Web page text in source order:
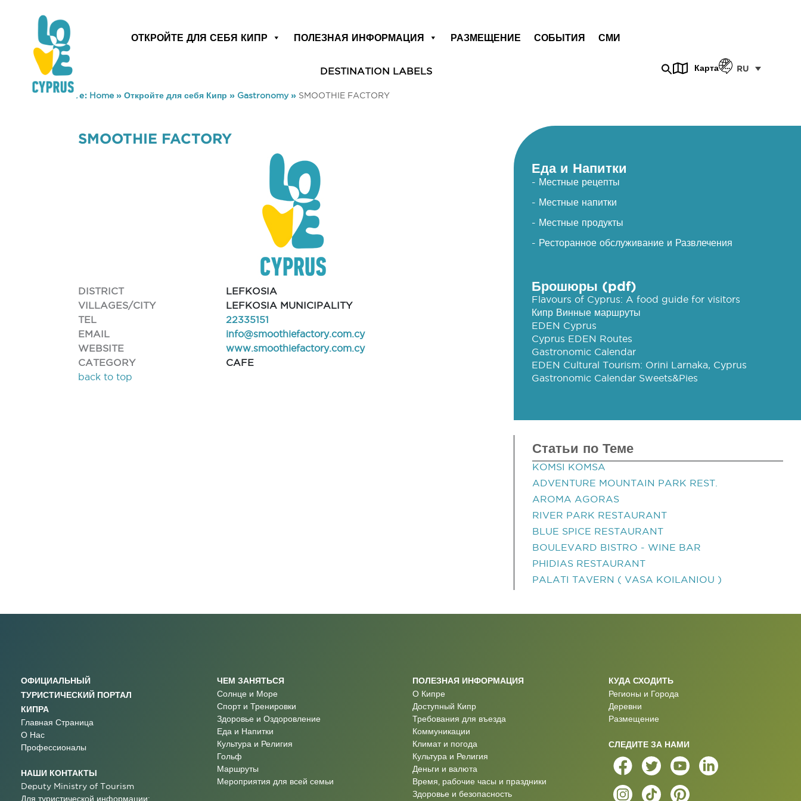
ОТКРОЙТЕ ДЛЯ СЕБЯ КИПР ПОЛЕЗНАЯ ИНФОРМАЦИЯ РАЗМЕЩЕНИЕ СОБЫТИЯ СМИ
DESTINATION LABELS Карта RU
You are here: Home» Откройте для себя Кипр » Gastronomy» SMOOTHIE FACTORY
SMOOTHIE FACTORY
DISTRICT
LEFKOSIA
VILLAGES/CITY
LEFKOSIA MUNICIPALITY
TEL
22335151
EMAIL
info@smoothiefactory.com.cy
WEBSITE
www.smoothiefactory.com.cy
CATEGORY
CAFE
back to top
Еда и Напитки
- Местные рецепты
- Местные напитки
- Местные продукты
- Ресторанное обслуживание и Развлечения
Брошюры (pdf)
Flavours of Cyprus: A food guide for visitors
Кипр Винные маршруты
EDEN Cyprus
Cyprus EDEN Routes
Gastronomic Calendar
EDEN Cultural Tourism: Orini Larnaka, Cyprus
Gastronomic Calendar Sweets&Pies
Статьи по Теме
KOMSI KOMSA
ADVENTURE MOUNTAIN PARK REST.
AROMA AGORAS
RIVER PARK RESTAURANT
BLUE SPICE RESTAURANT
BOULEVARD BISTRO - WINE BAR
PHIDIAS RESTAURANT
PALATI TAVERN ( VASA KOILANIOU )
ОФИЦИАЛЬНЫЙ
ТУРИСТИЧЕСКИЙ ПОРТАЛ
КИПРА
Главная Страница
О Нас
Профессионалы
НАШИ КОНТАКТЫ
Deputy Ministry of Tourism
Для туристической информации:
ЧЕМ ЗАНЯТЬСЯ
Солнце и Море
Спорт и Тренировки
Здоровье и Оздоровление
Еда и Напитки
Культура и Религия
Гольф
Маршруты
Мероприятия для всей семьи
ПОЛЕЗНАЯ ИНФОРМАЦИЯ
О Кипре
Доступный Кипр
Требования для въезда
Коммуникации
Климат и погода
Культура и Религия
Деньги и валюта
Время, рабочие часы и праздники
Здоровье и безопасность
КУДА СХОДИТЬ
Регионы и Города
Деревни
Размещение
СЛЕДИТЕ ЗА НАМИ